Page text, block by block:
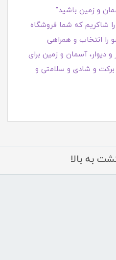
و زمین باشید"
شاکریم که شما فروشگاه
را انتخاب و همراهی
و دیوار، آسمان و زمین برای
برکت و شادی و سلامتی و
به بالا